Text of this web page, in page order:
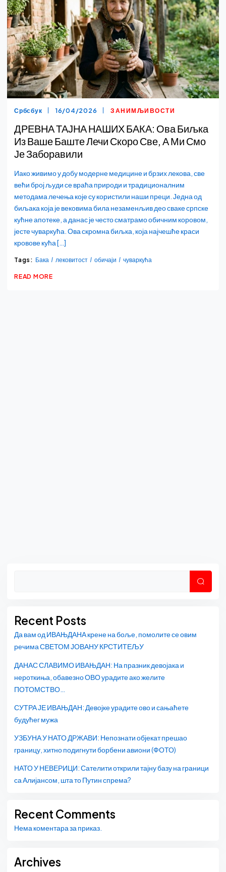
Србсбук 16/04/2026 ЗАНИМЉИВОСТИ
ДРЕВНА ТАЈНА НАШИХ БАКА: Ова Биљка
Из Ваше Баште Лечи Скоро Све, А Ми Смо
Је Заборавили
Иако живимо у добу модерне медицине и брзих лекова, све
већи број људи се враћа природи и традиционалним
методама лечења које су користили наши преци. Једна од
биљака која је вековима била незаменљив део сваке српске
кућне апотеке, а данас је често сматрамо обичним коровом,
јесте чуваркућа. Ова скромна биљка, која најчешће краси
кровове кућа […]
Tags: Бака лековитост обичаји чуваркућа
READ MORE
Recent Posts
Да вам од ИВАЊДАНА крене на боље, помолите се овим
речима СВЕТОМ ЈОВАНУ КРСТИТЕЉУ
ДАНАС СЛАВИМО ИВАЊДАН: На празник девојака и
нероткиња, обавезно ОВО урадите ако желите
ПОТОМСТВО…
СУТРА ЈЕ ИВАЊДАН: Девојке урадите ово и сањаћете
будућег мужа
УЗБУНА У НАТО ДРЖАВИ: Непознати објекат прешао
границу, хитно подигнути борбени авиони (ФОТО)
НАТО У НЕВЕРИЦИ: Сателити открили тајну базу на граници
са Алијансом, шта то Путин спрема?
Recent Comments
Нема коментара за приказ.
Archives